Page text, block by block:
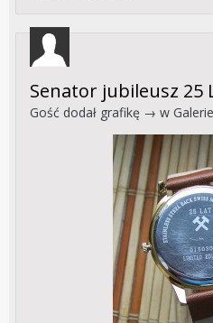
Senator jubileusz 25
Gość dodał grafikę → w